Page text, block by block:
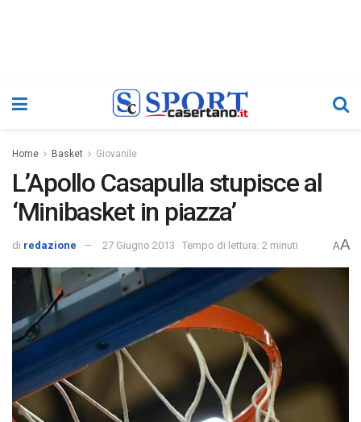
Home Basket Giovanile
L’Apollo Casapulla stupisce al
‘Minibasket in piazza’
di redazione 27 Giugno 2013 Tempo di lettura: 2 minuti AA